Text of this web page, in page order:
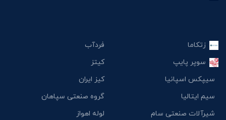
زتکاما
سوپر پایپ
سیپکس اسپانیا
سیم ایتالیا
شیرآلات صنعتی سام
فردآب
کیتز
کیز ایران
گروه صنعتی سپاهان
لوله اهواز